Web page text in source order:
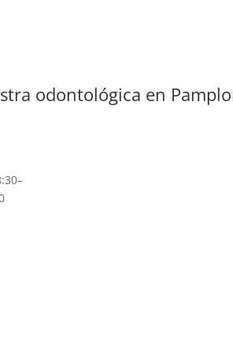
odontológica en